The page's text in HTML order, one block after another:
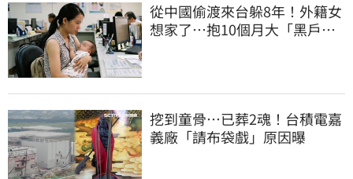
從中國偷渡來台躲8年！外籍女
想家了…抱10個月大「黑戶寶
挖到童骨…已葬2魂！台積電嘉
義廠「請布袋戲」原因曝